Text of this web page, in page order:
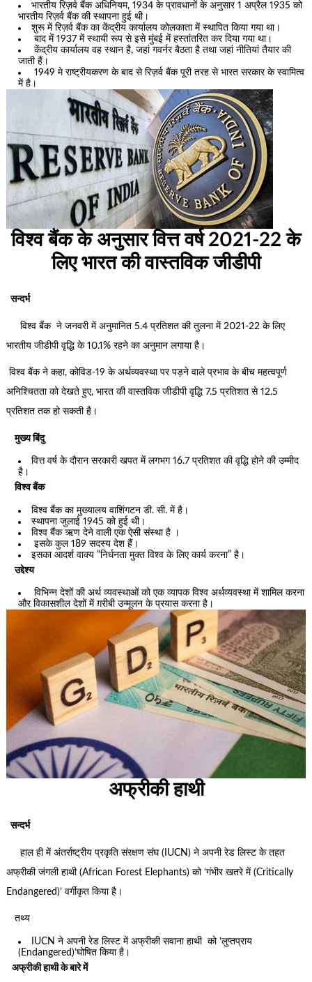
भारतीय रिज़र्व बैंक अधिनियम, 1934 के प्रावधानों के अनुसार 1 अप्रैल 1935 को
भारतीय रिज़र्व बैंक की स्थापना हुई थी।
शुरू में रिज़र्व बैंक का केंद्रीय कार्यालय कोलकाता में स्थापित किया गया था।
बाद में 1937 में स्थायी रूप से इसे मुंबई में हस्तांतरित कर दिया गया था।
केंद्रीय कार्यालय वह स्थान है, जहां गवर्नर बैठता है तथा जहां नीतियां तैयार की
जाती हैं।
1949 मे राष्ट्रीयकरण के बाद से रिज़र्व बैंक पूरी तरह से भारत सरकार के स्वामित्व
में है।
विश्व बैंक के अनुसार वित्त वर्ष 2021-22 के
लिए भारत की वास्तविक जीडीपी
सन्दर्भ
विश्व बैंक ने जनवरी में अनुमानित 5.4 प्रतिशत की तुलना में 2021-22 के लिए
भारतीय जीडीपी वृद्धि के 10.1% रहने का अनुमान लगाया है।
विश्व बैंक ने कहा, कोविड-19 के अर्थव्यवस्था पर पड़ने वाले प्रभाव के बीच महत्वपूर्ण
अनिश्चितता को देखते हुए, भारत की वास्तविक जीडीपी वृद्धि 7.5 प्रतिशत से 12.5
प्रतिशत तक हो सकती है।
मुख्य बिंदु
वित्त वर्ष के दौरान सरकारी खपत में लगभग 16.7 प्रतिशत की वृद्धि होने की उम्मीद
है।
विश्व बैंक
विश्व बैंक का मुख्यालय वाशिंगटन डी. सी. में है।
स्थापना जुलाई 1945 को हुई थी।
विश्व बैंक ऋण देने वाली एक ऐसी संस्था है ।
इसके कुल 189 सदस्य देश हैं।
इसका आदर्श वाक्य “निर्धनता मुक्त विश्व के लिए कार्य करना” है।
उद्देश्य
विभिन्न देशों की अर्थ व्यवस्थाओं को एक व्यापक विश्व अर्थव्यवस्था में शामिल करना
और विकासशील देशों में ग़रीबी उन्मूलन के प्रयास करना है।
अफ्रीकी हाथी
सन्दर्भ
हाल ही में अंतर्राष्ट्रीय प्रकृति संरक्षण संघ (IUCN) ने अपनी रेड लिस्ट के तहत
अफ्रीकी जंगली हाथी (African Forest Elephants) को ‘गंभीर खतरे में (Critically
Endangered)’ वर्गीकृत किया है।
तथ्य
IUCN ने अपनी रेड लिस्ट में अफ्रीकी सवाना हाथी को ‘लुप्तप्राय
(Endangered)’घोषित किया है।
अफ्रीकी हाथी के बारे में